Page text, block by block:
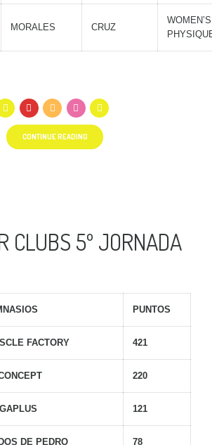
MORALES CRUZ
WOMEN’S
CONTINUE READING
CLUBS 5º JORNADA
PUNTOS
FACTORY 421
220
121
DE PEDRO 78